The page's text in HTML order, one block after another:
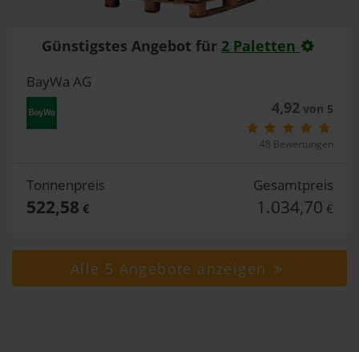
Günstigstes Angebot für 2 Paletten
BayWa AG
4,92von 5
48 Bewertungen
Tonnenpreis
522,58 €
Gesamtpreis
1.034,70 €
Alle 5 Angebote anzeigen